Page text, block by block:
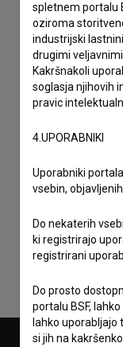
Sprejemam
zbiranje,
spletnem portalu
oziroma
industrijski
drugimi
Kakršnakoli
soglasja njihovih
pravic
4.UPORABNIKI
Uporabniki
vsebin,
Do nekaterih
ki registrirajo
registrirani
Do prosto
portalu BSF,
lahko uporabljajo
si jih na